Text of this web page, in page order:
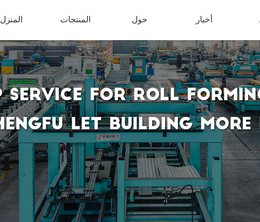
المنزل المنتجات حول أخبار